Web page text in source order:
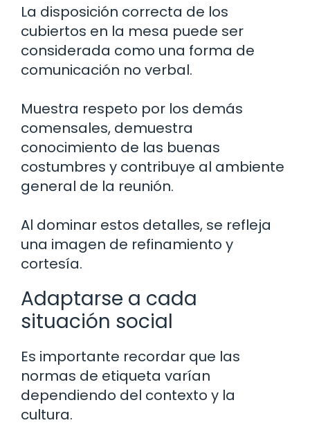
La disposición correcta de los
cubiertos en la mesa puede ser
considerada como una forma de
comunicación no verbal.
Muestra respeto por los demás
comensales, demuestra
conocimiento de las buenas
costumbres y contribuye al ambiente
general de la reunión.
Al dominar estos detalles, se refleja
una imagen de refinamiento y
cortesía.
Adaptarse a cada
situación social
Es importante recordar que las
normas de etiqueta varían
dependiendo del contexto y la
cultura.